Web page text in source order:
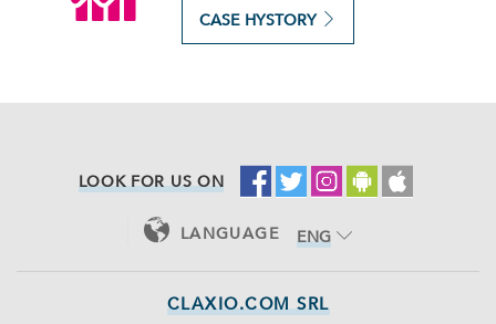
CASE HYSTORY
LOOK FOR US ON
LANGUAGE
ENG
CLAXIO.COM SRL